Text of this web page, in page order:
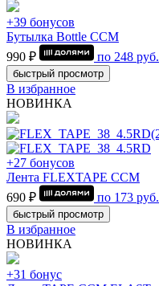
+39 бонусов
Бутылка Bottle CCM
990 ₽
по 248 руб.
быстрый просмотр
В избранное
НОВИНКА
+27 бонусов
Лента FLEXTAPE CCM
690 ₽
по 173 руб.
быстрый просмотр
В избранное
НОВИНКА
+31 бонус